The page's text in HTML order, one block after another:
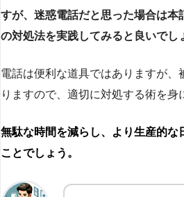
すが、迷惑電話だと思った場合は本
の対処法を実践してみると良いでし
電話は便利な道具ではありますが、
りますので、適切に対処する術を身
無駄な時間を減らし、より生産的な
ことでしょう。